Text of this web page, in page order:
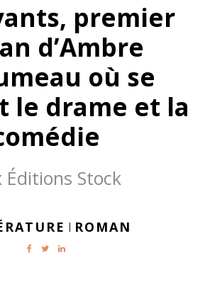
premier
d’Ambre
où se
le drame et la
Éditions Stock
| ROMAN